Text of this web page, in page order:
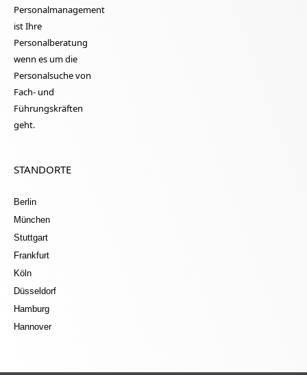
Personalmanagement
ist Ihre
Personalberatung
wenn es um die
Personalsuche von
Fach- und
Führungskräften
geht.
STANDORTE
Berlin
München
Stuttgart
Frankfurt
Köln
Düsseldorf
Hamburg
Hannover